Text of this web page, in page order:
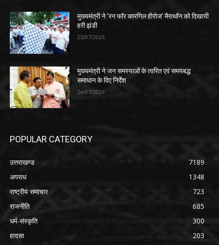
मुख्यमंत्री ने ‘रन फॉर कारगिल हीरोज’ मैराथॉन को दिखायी
हरी झंडी
25/07/2026
मुख्यमंत्री ने जन समस्याओं के त्वरित एवं समयबद्ध
समाधान के दिए निर्देश
24/07/2026
POPULAR CATEGORY
उत्तराखण्ड
7189
अपराध
1348
राष्ट्रीय समाचार
723
राजनीति
685
धर्म-संस्कृति
300
हादसा
203